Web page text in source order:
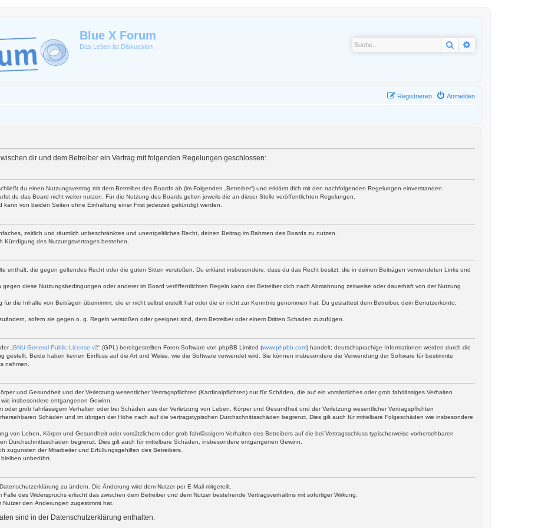
Blue X Forum
Das Leben ist Diskussion Suche
Anmelden
Registrieren
dir und dem Betreiber ein Vertrag mit folgenden Regelungen geschlossen:
du einen Nutzungsvertrag mit dem Betreiber des Boards ab (im Folgenden „Betreiber“) und erklärst dich mit den nachfolgenden Regelungen einverstanden.
du das Board nicht weiter nutzen. Für die Nutzung des Boards gelten jeweils die an dieser Stelle veröffentlichten Regelungen.
von beiden Seiten ohne Einhaltung einer Frist jederzeit gekündigt werden.
zeitlich und räumlich unbeschränktes und unentgeltliches Recht, deinen Beitrag im Rahmen des Boards zu nutzen.
des Nutzungsvertrages bestehen.
enthält, die gegen geltendes Recht oder die guten Sitten verstoßen. Du erklärst insbesondere, dass du das Recht besitzt, die in deinen Beiträgen verwendeten Links und
diese Nutzungsbedingungen oder anderer im Board veröffentlichten Regeln kann der Betreiber dich nach Abmahnung zeitweise oder dauerhaft von der Nutzung
die Inhalte von Beiträgen übernimmt, die er nicht selbst erstellt hat oder die er nicht zur Kenntnis genommen hat. Du gestattest dem Betreiber, dein Benutzerkonto,
sofern sie gegen o. g. Regeln verstoßen oder geeignet sind, dem Betreiber oder einem Dritten Schaden zuzufügen.
„ GNU General Public License v2“ (GPL) bereitgestellten Foren-Software von phpBB Limited (www.phpbb.com) handelt; deutschsprachige Informationen werden durch die
gestellt. Beide haben keinen Einfluss auf die Art und Weise, wie die Software verwendet wird. Sie können insbesondere die Verwendung der Software für bestimmte
nehmen.
und Gesundheit und der Verletzung wesentlicher Vertragspflichten (Kardinalpflichten) nur für Schäden, die auf ein vorsätzliches oder grob fahrlässiges Verhalten
insbesondere entgangenen Gewinn.
grob fahrlässigem Verhalten oder bei Schäden aus der Verletzung von Leben, Körper und Gesundheit und der Verletzung wesentlicher Vertragspflichten
Schäden und im übrigen der Höhe nach auf die vertragstypischen Durchschnittsschäden begrenzt. Dies gilt auch für mittelbare Folgeschäden wie insbesondere
von Leben, Körper und Gesundheit oder vorsätzlichem oder grob fahrlässigem Verhalten des Betreibers auf die bei Vertragsschluss typischerweise vorhersehbaren
Durchschnittsschäden begrenzt. Dies gilt auch für mittelbare Schäden, insbesondere entgangenen Gewinn.
zugunsten der Mitarbeiter und Erfüllungsgehilfen des Betreibers.
unberührt.
zu ändern. Die Änderung wird dem Nutzer per E-Mail mitgeteilt.
des Widerspruchs erlischt das zwischen dem Betreiber und dem Nutzer bestehende Vertragsverhältnis mit sofortiger Wirkung.
den Änderungen zugestimmt hat.
sind in der Datenschutzerklärung enthalten.